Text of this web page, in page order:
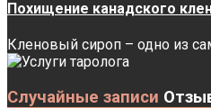
Похищение канадского
Кленовый сироп – одно из
Случайные записи